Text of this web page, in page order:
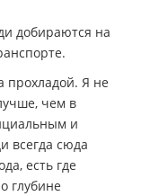
добираются на
прохладой. Я не
чем в
и
всегда сюда
есть где
глубине